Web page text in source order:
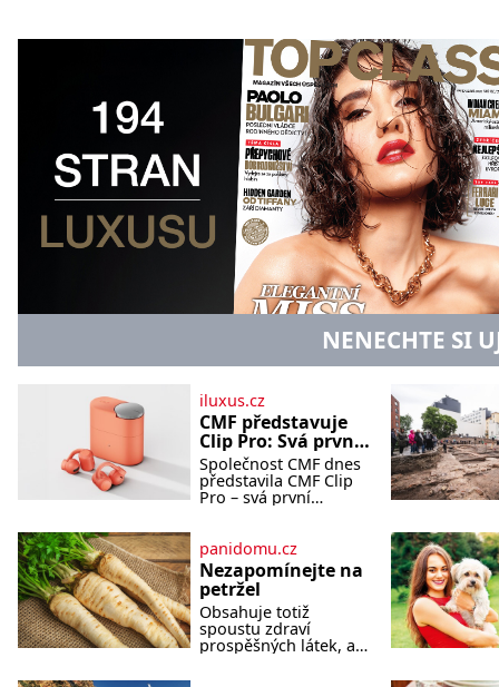
NENECHTE SI
iluxus.cz
CMF představuje
Clip Pro: Svá první
otevřená
sluchátka
Společnost CMF dnes
představila CMF Clip
Pro – svá první
nabídnout zážitek z
poslechu, který působí
stejně přirozeně, jako
zní. CMF Clip Pro jsou
navržena pro lid
panidomu.cz
Nezapomínejte na
petržel
Obsahuje totiž
spoustu zdraví
prospěšných látek, a